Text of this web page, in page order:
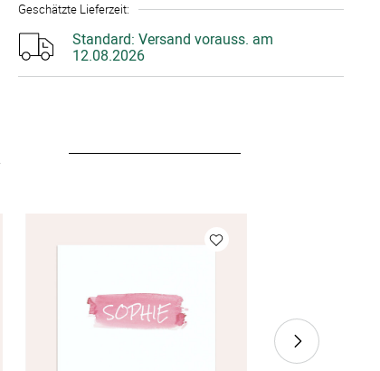
Geschätzte Lieferzeit:
Standard: Versand vorauss. am
12.08.2026